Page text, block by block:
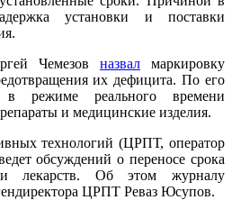
установки и поставки
Чемезов назвал маркировку
их дефицита. По его
режиме реального времени
и медицинские изделия.
технологий (ЦРПТ, оператор
обсуждений о переносе срока
лекарств. Об этом журналу
ЦРПТ Реваз Юсупов.